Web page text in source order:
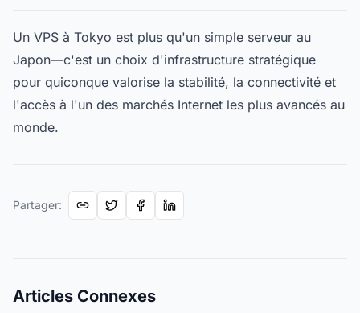
Un VPS à Tokyo est plus qu'un simple serveur au
Japon—c'est un choix d'infrastructure stratégique
pour quiconque valorise la stabilité, la connectivité et
l'accès à l'un des marchés Internet les plus avancés au
monde.
Partager:
Articles Connexes